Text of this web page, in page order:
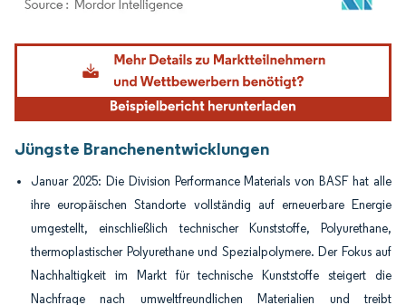
Bild © Mordor Intelligence. Wiederverwendung erfordert Namensnennung gemäß
Jüngste Branchenentwicklungen
Januar 2025: Die Division Performance Materials von BASF hat alle
ihre europäischen Standorte vollständig auf erneuerbare Energie
umgestellt, einschließlich technischer Kunststoffe, Polyurethane,
thermoplastischer Polyurethane und Spezialpolymere. Der Fokus auf
Nachhaltigkeit im Markt für technische Kunststoffe steigert die
Nachfrage nach umweltfreundlichen Materialien und treibt